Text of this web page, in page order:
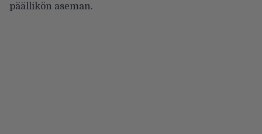
päällikön aseman.